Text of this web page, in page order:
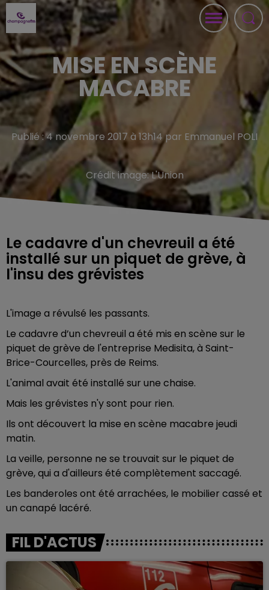
MISE EN SCÈNE
MACABRE
Publié : 4 novembre 2017 à 13h14 par Emmanuel POLI
Crédit image:L'Union
Le cadavre d'un chevreuil a été
installé sur un piquet de grève, à
l'insu des grévistes
L'image a révulsé les passants.
Le cadavre d’un chevreuil a été mis en scène sur le
piquet de grève de l'entreprise Medisita, à Saint-
Brice-Courcelles, près de Reims.
L'animal avait été installé sur une chaise.
Mais les grévistes n'y sont pour rien.
Ils ont découvert la mise en scène macabre jeudi
matin.
La veille, personne ne se trouvait sur le piquet de
grève, qui a d'ailleurs été complètement saccagé.
Les banderoles ont été arrachées, le mobilier cassé et
un canapé lacéré.
FIL D'ACTUS